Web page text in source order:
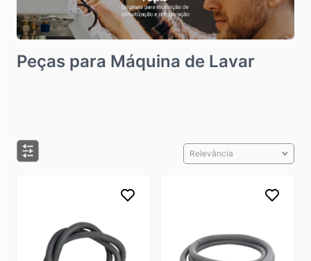
Peças para Máquina de Lavar
Relevância